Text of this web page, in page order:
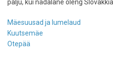
palju, kui nädalane oleng
Mäesuusad ja lumelaud
Kuutsemäe
Otepää